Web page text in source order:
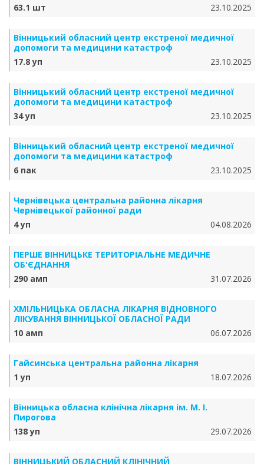
63.1 шт
23.10.2025
Вінницький обласний центр екстреної медичної
допомоги та медицини катастроф
17.8 уп
23.10.2025
Вінницький обласний центр екстреної медичної
допомоги та медицини катастроф
34 уп
23.10.2025
Вінницький обласний центр екстреної медичної
допомоги та медицини катастроф
6 пак
23.10.2025
Чернівецька центральна районна лікарня
Чернівецької районної ради
4 уп
04.08.2026
ПЕРШЕ ВІННИЦЬКЕ ТЕРИТОРІАЛЬНЕ МЕДИЧНЕ
ОБ'ЄДНАННЯ
290 амп
31.07.2026
ХМІЛЬНИЦЬКА ОБЛАСНА ЛІКАРНЯ ВІДНОВНОГО
ЛІКУВАННЯ ВІННИЦЬКОЇ ОБЛАСНОЇ РАДИ
10 амп
06.07.2026
Гайсинська центральна районна лікарня
1 уп
18.07.2026
Вінницька обласна клінічна лікарня ім. М. І.
Пирогова
138 уп
29.07.2026
ВІННИЦЬКИЙ ОБЛАСНИЙ КЛІНІЧНИЙ